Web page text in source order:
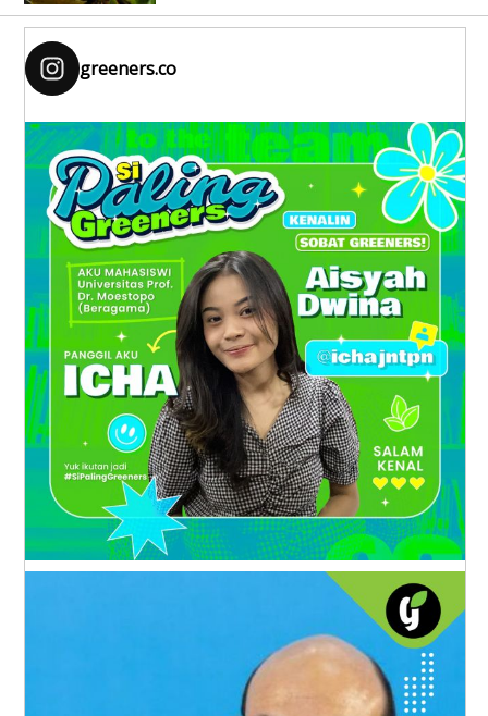
greeners.co